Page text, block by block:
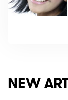
NEW